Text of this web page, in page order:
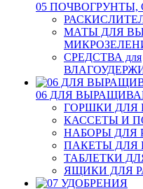
05 ПОЧВОГРУНТЫ,
МАТЫ ДЛЯ
СРЕДСТВА для
06 ДЛЯ
ГОРШКИ ДЛЯ
КАССЕТЫ И
НАБОРЫ ДЛЯ
ПАКЕТЫ ДЛЯ
ТАБЛЕТКИ
ЯЩИКИ ДЛЯ